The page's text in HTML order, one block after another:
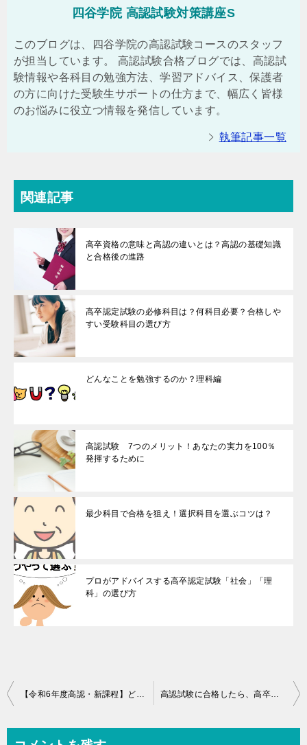
四谷学院 高認試験対策講座S
このブログは、四谷学院の高認試験コースのスタッフ
が担当しています。 高認試験合格ブログでは、高認試
験情報や各科目の勉強方法、学習アドバイス、保護者
の方に向けた受験生サポートの仕方まで、幅広く皆様
のお悩みに役立つ情報を発信しています。
執筆記事一覧
関連記事
高卒資格の意味と高認の違いとは？高認の基礎知識
と合格後の進路
高卒認定試験の必修科目は？何科目必要？合格しや
すい受験科目の選び方
どんなことを勉強するのか？理科編
高認試験 7つのメリット！あなたの実力を100％
発揮するために
最少科目で合格を狙え！選択科目を選ぶコツは？
プロがアドバイスする高卒認定試験「社会」「理
科」の選び方
投